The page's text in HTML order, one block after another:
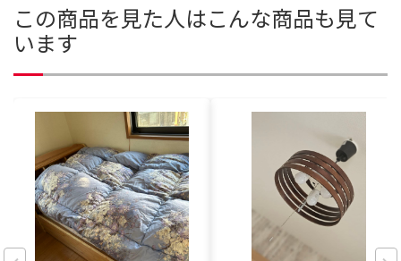
この商品を見た人はこんな商品も見て
います